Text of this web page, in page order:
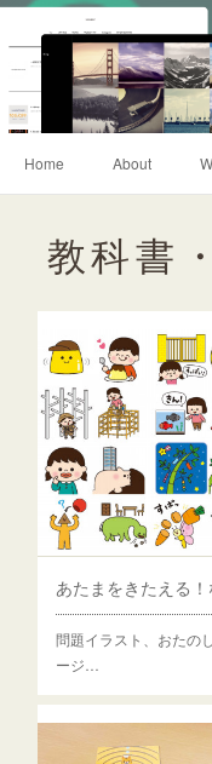
Home About
教科書
問題イラスト、おたの
ージ…